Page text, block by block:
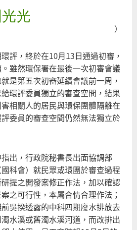
光
）
評，終於在10月13日通過初審，
雖然環保署在最後一次初審會議
是第五次初審延續會議前一周，
環評委員獨立的審查空間，結果
相關人的居民與環保團體隔離在
委員的審查空間仍然無法獨立於
出，行政院秘書長出面協調部
科會）就民眾或環團於審查過程
提之開發案修正作法，加以確認
之可行性，本屬合情合理作法；
吳揆透露的中科四期廢水排放去
水溪或舊濁水溪河道，而改排出